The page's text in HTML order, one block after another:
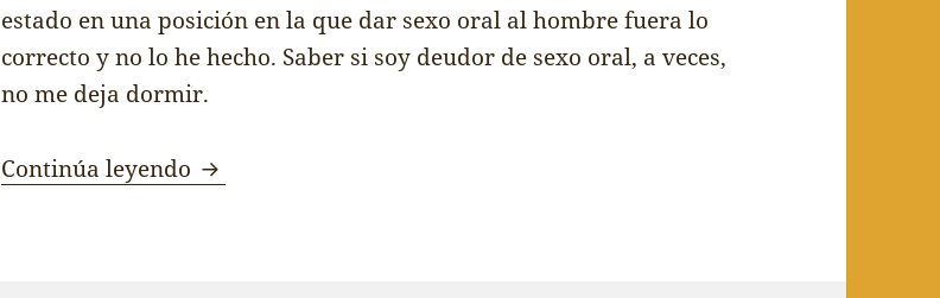
estado en una posición en la que dar sexo oral al hombre fuera lo
correcto y no lo he hecho. Saber si soy deudor de sexo oral, a veces,
no me deja dormir.
Continúa leyendo En pocos días va a reventar